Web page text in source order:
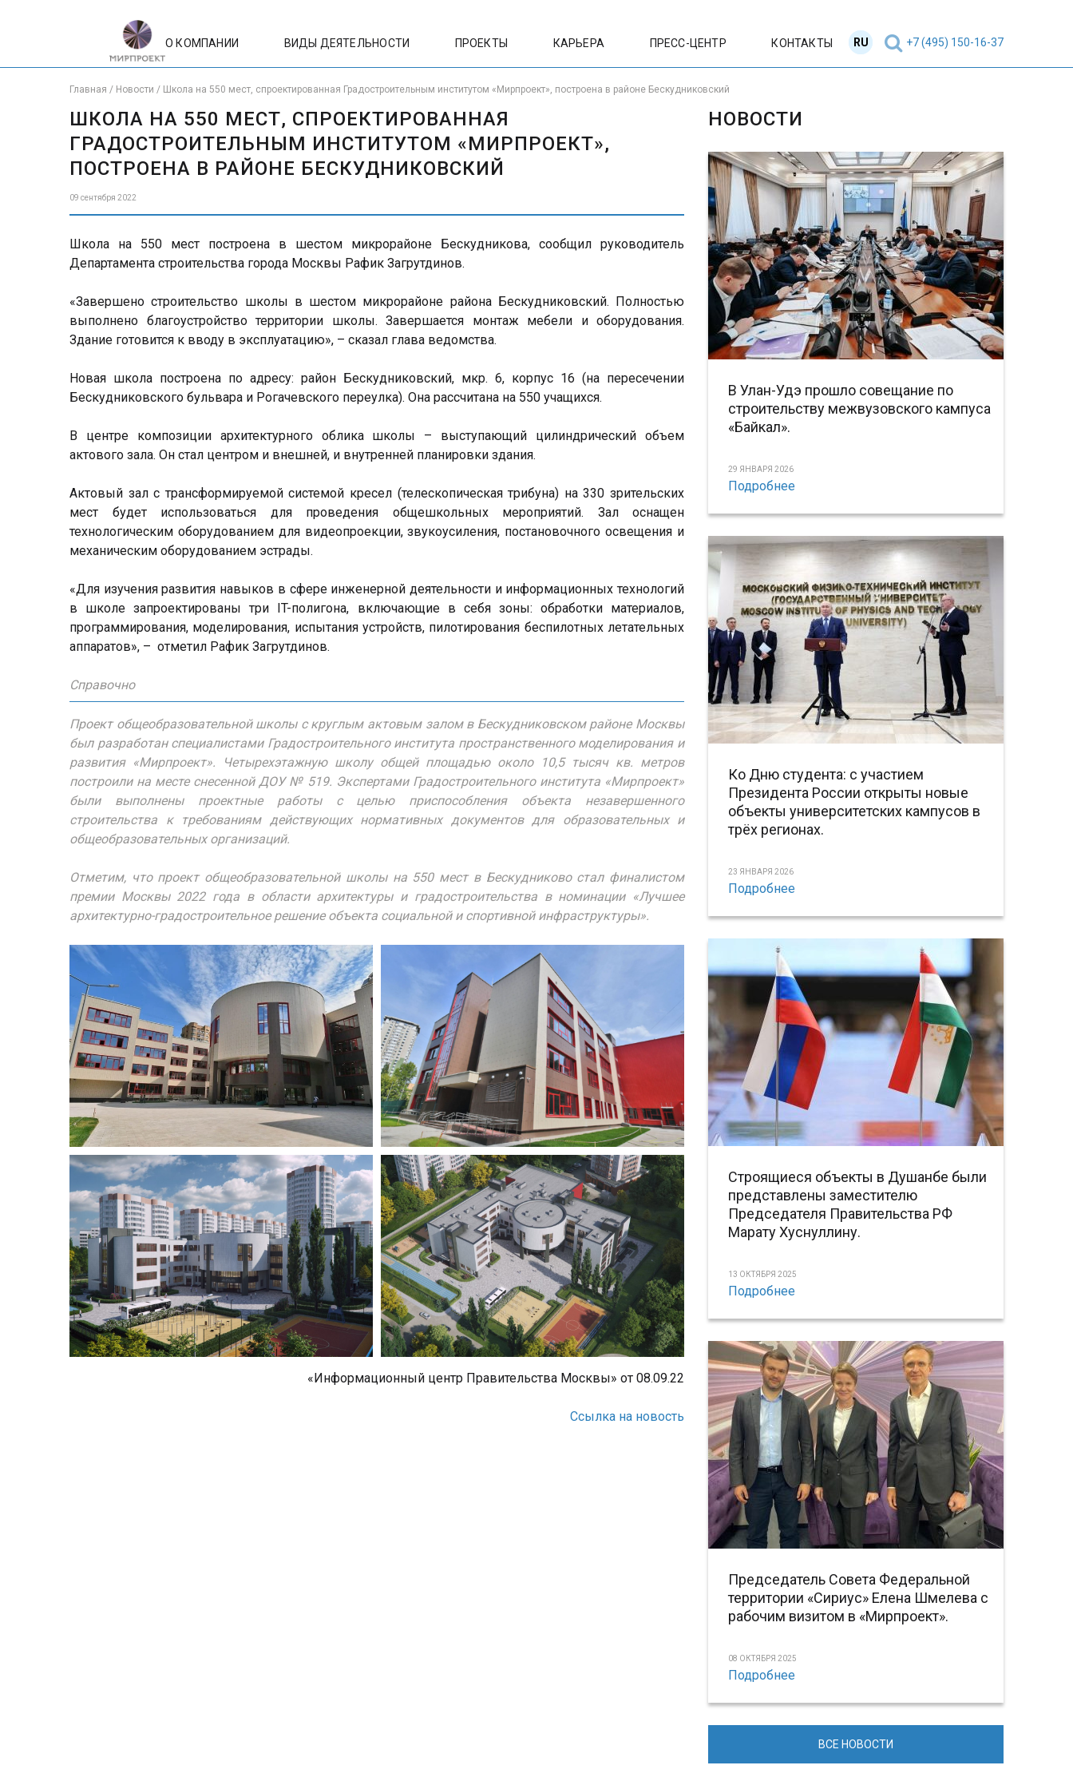
О КОМПАНИИ ВИДЫ ДЕЯТЕЛЬНОСТИ ПРОЕКТЫ КАРЬЕРА ПРЕСС-ЦЕНТР КОНТАКТЫ EN
RU +7 (495) 150-16-37
Главная / Новости / Школа на 550 мест, спроектированная Градостроительным институтом «Мирпроект», построена в районе Бескудниковский
ШКОЛА НА 550 МЕСТ, СПРОЕКТИРОВАННАЯ
ГРАДОСТРОИТЕЛЬНЫМ ИНСТИТУТОМ «МИРПРОЕКТ»,
ПОСТРОЕНА В РАЙОНЕ БЕСКУДНИКОВСКИЙ
09 сентября 2022
Школа на 550 мест построена в шестом микрорайоне Бескудникова, сообщил руководитель
Департамента строительства города Москвы Рафик Загрутдинов.
«Завершено строительство школы в шестом микрорайоне района Бескудниковский. Полностью
выполнено благоустройство территории школы. Завершается монтаж мебели и оборудования.
Здание готовится к вводу в эксплуатацию», – сказал глава ведомства.
Новая школа построена по адресу: район Бескудниковский, мкр. 6, корпус 16 (на пересечении
Бескудниковского бульвара и Рогачевского переулка). Она рассчитана на 550 учащихся.
В центре композиции архитектурного облика школы – выступающий цилиндрический объем
актового зала. Он стал центром и внешней, и внутренней планировки здания.
Актовый зал с трансформируемой системой кресел (телескопическая трибуна) на 330 зрительских
мест будет использоваться для проведения общешкольных мероприятий. Зал оснащен
технологическим оборудованием для видеопроекции, звукоусиления, постановочного освещения и
механическим оборудованием эстрады.
«Для изучения развития навыков в сфере инженерной деятельности и информационных технологий
в школе запроектированы три IT-полигона, включающие в себя зоны: обработки материалов,
программирования, моделирования, испытания устройств, пилотирования беспилотных летательных
аппаратов», – отметил Рафик Загрутдинов.
Справочно
Проект общеобразовательной школы с круглым актовым залом в Бескудниковском районе Москвы
был разработан специалистами Градостроительного института пространственного моделирования и
развития «Мирпроект». Четырехэтажную школу общей площадью около 10,5 тысяч кв. метров
построили на месте снесенной ДОУ № 519. Экспертами Градостроительного института «Мирпроект»
были выполнены проектные работы с целью приспособления объекта незавершенного
строительства к требованиям действующих нормативных документов для образовательных и
общеобразовательных организаций.
Отметим, что проект общеобразовательной школы на 550 мест в Бескудниково стал финалистом
премии Москвы 2022 года в области архитектуры и градостроительства в номинации «Лучшее
архитектурно-градостроительное решение объекта социальной и спортивной инфраструктуры».
«Информационный центр Правительства Москвы» от 08.09.22
Ссылка на новость
НОВОСТИ
В Улан-Удэ прошло совещание по
строительству межвузовского кампуса
«Байкал».
29 ЯНВАРЯ 2026
Подробнее
Ко Дню студента: с участием
Президента России открыты новые
объекты университетских кампусов в
трёх регионах.
23 ЯНВАРЯ 2026
Подробнее
Строящиеся объекты в Душанбе были
представлены заместителю
Председателя Правительства РФ
Марату Хуснуллину.
13 ОКТЯБРЯ 2025
Подробнее
Председатель Совета Федеральной
территории «Сириус» Елена Шмелева с
рабочим визитом в «Мирпроект».
08 ОКТЯБРЯ 2025
Подробнее
ВСЕ НОВОСТИ